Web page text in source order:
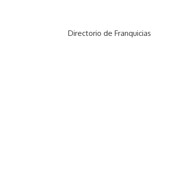
Directorio de Franquicias